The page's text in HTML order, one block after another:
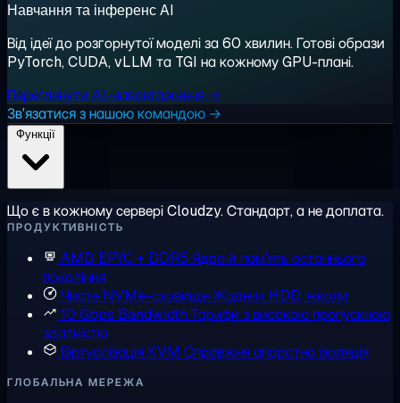
Навчання та інференс AI
Від ідеї до розгорнутої моделі за 60 хвилин. Готові образи
PyTorch, CUDA, vLLM та TGI на кожному GPU-плані.
Переглянути AI-навантаження →
Зв'язатися з нашою командою →
Що є в кожному сервері Cloudzy. Стандарт, а не доплата.
ПРОДУКТИВНІСТЬ
AMD EPYC + DDR5 Ядра й пам'ять останнього
покоління
Чисте NVMe-сховищеЖодних HDD, ніколи
10 Gbps Bandwidth Тарифи з високою пропускною
здатністю
Віртуалізація KVM Справжня апаратна ізоляція
ГЛОБАЛЬНА МЕРЕЖА